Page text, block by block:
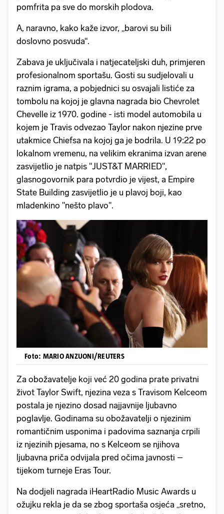
pomfrita pa sve do morskih plodova.
A, naravno, kako kaže izvor, „barovi su bili
doslovno posvuda“.
Zabava je uključivala i natjecateljski duh, primjeren
profesionalnom sportašu. Gosti su sudjelovali u
raznim igrama, a pobjednici su osvajali listiće za
tombolu na kojoj je glavna nagrada bio Chevrolet
Chevelle iz 1970. godine - isti model automobila u
kojem je Travis odvezao Taylor nakon njezine prve
utakmice Chiefsa na kojoj ga je bodrila. U 19:22 po
lokalnom vremenu, na velikim ekranima izvan arene
zasvijetlio je natpis "JUST&T MARRIED",
glasnogovornik para potvrdio je vijest, a Empire
State Building zasvijetlio je u plavoj boji, kao
mladenkino "nešto plavo".
Foto: MARIO ANZUONI/REUTERS
Za obožavatelje koji već 20 godina prate privatni
život Taylor Swift, njezina veza s Travisom Kelceom
postala je njezino dosad najjavnije ljubavno
poglavlje. Godinama su obožavatelji o njezinim
romantičnim usponima i padovima saznanja crpili
iz njezinih pjesama, no s Kelceom se njihova
ljubavna priča odvijala pred očima javnosti –
tijekom turneje Eras Tour.
Na dodjeli nagrada iHeartRadio Music Awards u
ožujku rekla je da se zbog sportaša osjeća „sretno,